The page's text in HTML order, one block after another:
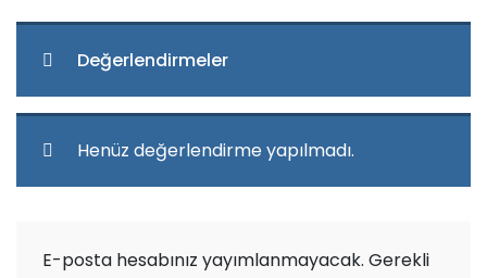
Değerlendirmeler
Henüz değerlendirme yapılmadı.
E-posta hesabınız yayımlanmayacak. Gerekli